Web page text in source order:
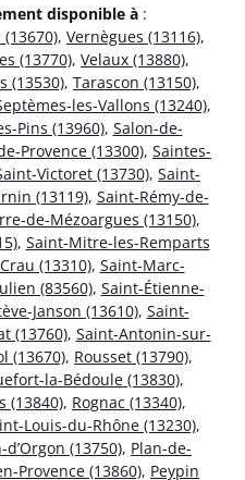
disponible à :
, Vernègues (13116),
(13770), Velaux (13880),
(13530), Tarascon (13150),
les-Vallons (13240),
Pins (13960), Salon-de-
Provence (13300), Saintes-
Victoret (13730), Saint-
(13119), Saint-Rémy-de-
de-Mézoargues (13150),
, Saint-Mitre-les-Remparts
(13310), Saint-Marc-
(83560), Saint-Étienne-
Janson (13610), Saint-
(13760), Saint-Antonin-sur-
(13670), Rousset (13790),
la-Bédoule (13830),
(13840), Rognac (13340),
Louis-du-Rhône (13230),
d’Orgon (13750), Plan-de-
Provence (13860), Peypin